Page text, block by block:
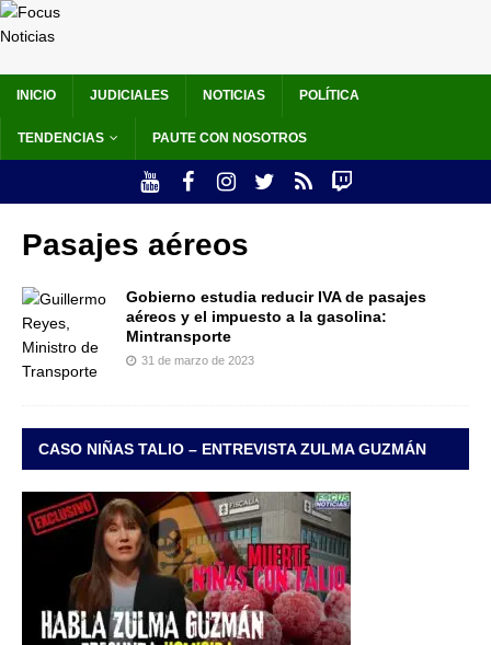
INICIO JUDICIALES NOTICIAS POLÍTICA
TENDENCIAS PAUTE CON NOSOTROS
Pasajes aéreos
Gobierno estudia reducir IVA de pasajes
aéreos y el impuesto a la gasolina:
Mintransporte
31 de marzo de 2023
CASO NIÑAS TALIO – ENTREVISTA ZULMA GUZMÁN